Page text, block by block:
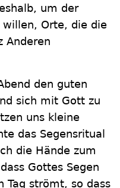
um der
willen, Orte, die die
Anderen
den guten
sich mit Gott zu
uns kleine
das Segensritual
die Hände zum
Gottes Segen
Tag strömt, so dass